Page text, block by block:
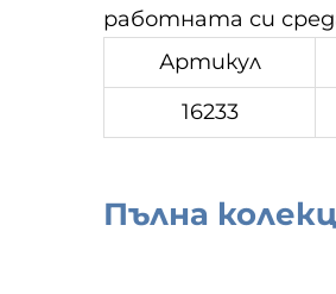
работната си
Артикул
16233
Пълна